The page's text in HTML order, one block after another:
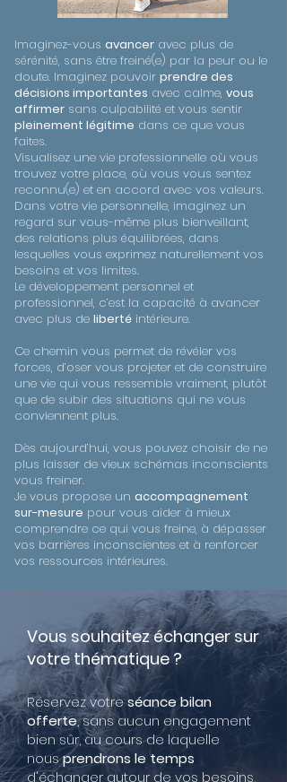
Imaginez-vous avancer avec plus de
sérénité, sans être freiné(e) par la peur ou le
doute. Imaginez pouvoir prendre des
décisions importantes avec calme, vous
affirmer sans culpabilité et vous sentir
pleinement légitime dans ce que vous
faites.
Visualisez une vie professionnelle où vous
trouvez votre place, où vous vous sentez
reconnu(e) et en accord avec vos valeurs.
Dans votre vie personnelle, imaginez un
regard sur vous-même plus bienveillant,
des relations plus équilibrées, dans
lesquelles vous exprimez naturellement vos
besoins et vos limites.
Le développement personnel et
professionnel, c’est la capacité à avancer
avec plus de liberté intérieure.
Ce chemin vous permet de révéler vos
forces, d’oser vous projeter et de construire
une vie qui vous ressemble vraiment, plutôt
que de subir des situations qui ne vous
conviennent plus.
Dès aujourd’hui, vous pouvez choisir de ne
plus laisser de vieux schémas inconscients
vous freiner.
Je vous propose un accompagnement
sur-mesure pour vous aider à mieux
comprendre ce qui vous freine, à dépasser
vos barrières inconscientes et à renforcer
vos ressources intérieures.
Vous souhaitez échanger sur
votre thématique ?
Réservez votreséance bilan
offerte, sans aucun engagement
bien sûr, au cours de laquelle
nousprendrons le temps
d'échanger autour de vos besoins,